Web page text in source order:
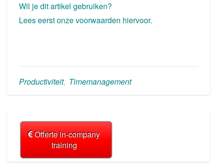
Wil je dit artikel gebruiken?
Lees eerst onze voorwaarden hiervoor.
Productiviteit, Timemanagement
Offerte in-company
training